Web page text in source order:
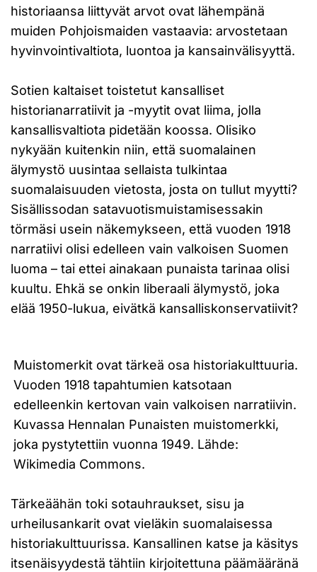
historiaansa liittyvät arvot ovat lähempänä
muiden Pohjoismaiden vastaavia: arvostetaan
hyvinvointivaltiota, luontoa ja kansainvälisyyttä.
Sotien kaltaiset toistetut kansalliset
historianarratiivit ja -myytit ovat liima, jolla
kansallisvaltiota pidetään koossa. Olisiko
nykyään kuitenkin niin, että suomalainen
älymystö uusintaa sellaista tulkintaa
suomalaisuuden vietosta, josta on tullut myytti?
Sisällissodan satavuotismuistamisessakin
törmäsi usein näkemykseen, että vuoden 1918
narratiivi olisi edelleen vain valkoisen Suomen
luoma – tai ettei ainakaan punaista tarinaa olisi
kuultu. Ehkä se onkin liberaali älymystö, joka
elää 1950-lukua, eivätkä kansalliskonservatiivit?
Muistomerkit ovat tärkeä osa historiakulttuuria.
Vuoden 1918 tapahtumien katsotaan
edelleenkin kertovan vain valkoisen narratiivin.
Kuvassa Hennalan Punaisten muistomerkki,
joka pystytettiin vuonna 1949. Lähde:
Wikimedia Commons.
Tärkeäähän toki sotauhraukset, sisu ja
urheilusankarit ovat vieläkin suomalaisessa
historiakulttuurissa. Kansallinen katse ja käsitys
itsenäisyydestä tähtiin kirjoitettuna päämääränä